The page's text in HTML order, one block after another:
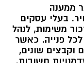
ממענה
בעלי עסקים
משימות, לנהל
לכל פנייה. כאשר
וקבצים שונים,